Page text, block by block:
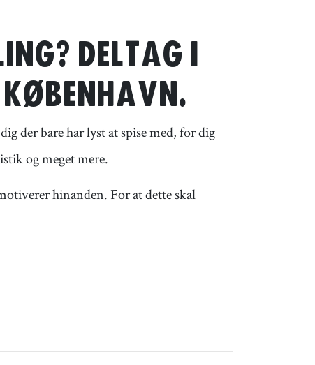
DELTAG I
KØBENHAVN.
der bare har lyst at spise med, for dig
og meget mere.
hinanden. For at dette skal